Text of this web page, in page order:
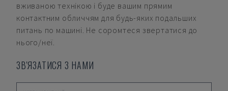
вживаною технікою і буде вашим прямим
контактним обличчям для будь-яких подальших
питань по машині. Не соромтеся звертатися до
нього/неї.
ЗВ'ЯЗАТИСЯ З НАМИ